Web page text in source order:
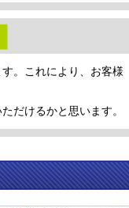
。これにより、お客様
だけるかと思います。